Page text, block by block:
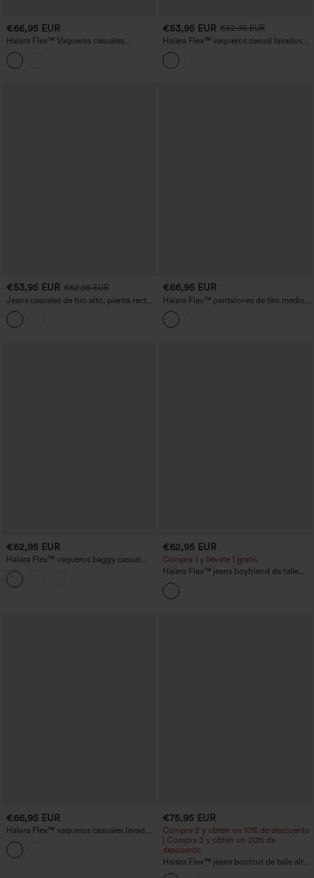
€66,95 EUR
Halara Flex™ Vaqueros casuales
holgados asimétricos de tiro medio con
rayas y bolsillos
€53,95 EUR €62,95 EUR
Halara Flex™ vaqueros casual lavados
de tiro bajo y pernera ancha con
bolsillos.
€53,95 EUR €62,95 EUR
Jeans casuales de tiro alto, pierna recta
y rotos, con bolsillos
€66,95 EUR
Halara Flex™ pantalones de tiro medio,
de corte holgado y relajado con bolsillos
€62,95 EUR
Halara Flex™ vaqueros baggy casual
lavados de cintura alta con bolsillos
€62,95 EUR
Compra 1 y llévate 1 gratis
Halara Flex™ jeans boyfriend de talle
alto con bolsillos decorativos, pernera
recta, coloridos y de corte relajado
€66,95 EUR
Halara Flex™ vaqueros casuales lavados
de tiro alto y pierna ancha, con bolsillos
€75,95 EUR
Compra 2 y obtén un 10% de descuento
| Compra 3 y obtén un 20% de
descuento
Halara Flex™ jeans bootcut de talle alto
con bolsillos, coloridos y casuales